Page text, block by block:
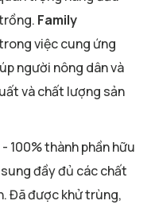
Family
việc cung ứng
người nông dân và
và chất lượng sản
thành phần hữu
đầy đủ các chất
Đã được khử trùng,